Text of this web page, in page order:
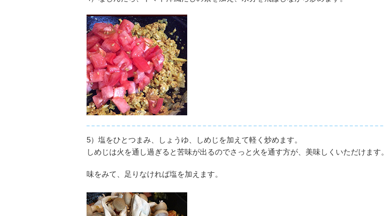
5）塩をひとつまみ、しょうゆ、しめじを加えて軽く炒めます。
しめじは火を通し過ぎると苦味が出るのでさっと火を通す方が、美味しくいただけます。
味をみて、足りなければ塩を加えます。